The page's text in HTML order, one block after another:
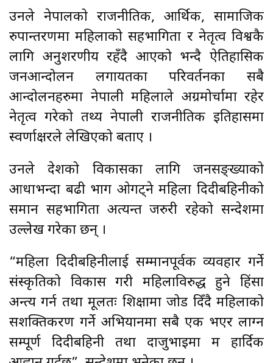
उनले नेपालको राजनीतिक, आर्थिक, सामाजिक
रुपान्तरणमा महिलाको सहभागिता र नेतृत्व विश्वकै
लागि अनुशरणीय रहँदै आएको भन्दै ऐतिहासिक
जनआन्दोलन लगायतका परिवर्तनका सबै
आन्दोलनहरुमा नेपाली महिलाले अग्रमोर्चामा रहेर
नेतृत्व गरेको तथ्य नेपाली राजनीतिक इतिहासमा
स्वर्णाक्षरले लेखिएको बताए ।
उनले देशको विकासका लागि जनसङ्ख्याको
आधाभन्दा बढी भाग ओगट्ने महिला दिदीबहिनीको
समान सहभागिता अत्यन्त जरुरी रहेको सन्देशमा
उल्लेख गरेका छन् ।
“महिला दिदीबहिनीलाई सम्मानपूर्वक व्यवहार गर्ने
संस्कृतिको विकास गरी महिलाविरुद्ध हुने हिंसा
अन्त्य गर्न तथा मूलतः शिक्षामा जोड दिँदै महिलाको
सशक्तिकरण गर्ने अभियानमा सबै एक भएर लाग्न
सम्पूर्ण दिदीबहिनी तथा दाजुभाइमा म हार्दिक